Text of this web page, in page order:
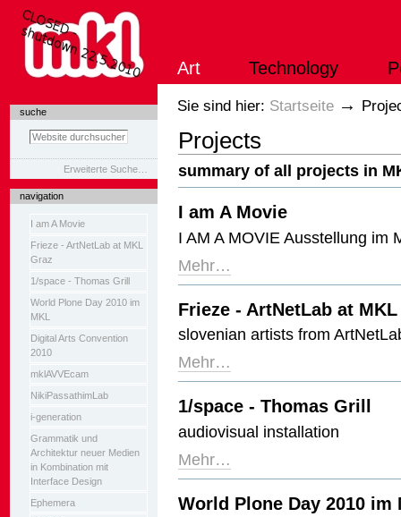
Inhalt
Art Technology
suche
Erweiterte Suche…
navigation
I am A Movie
Frieze - ArtNetLab at MKL
Graz
1/space - Thomas Grill
World Plone Day 2010 im
MKL
Digital Arts Convention
2010
mklAVVEcam
NikiPassathimLab
i-generation
Grammatik und
Architektur neuer Medien
in Kombination mit
Interface Design
Ephemera
Sie sind hier: Startseite →
Projects
summary of all projects in
I am A Movie
I AM A MOVIE Ausstellung im
Mehr…
Frieze - ArtNetLab at
slovenian artists from
Mehr…
1/space - Thomas Grill
audiovisual installation
Mehr…
World Plone Day 2010 im